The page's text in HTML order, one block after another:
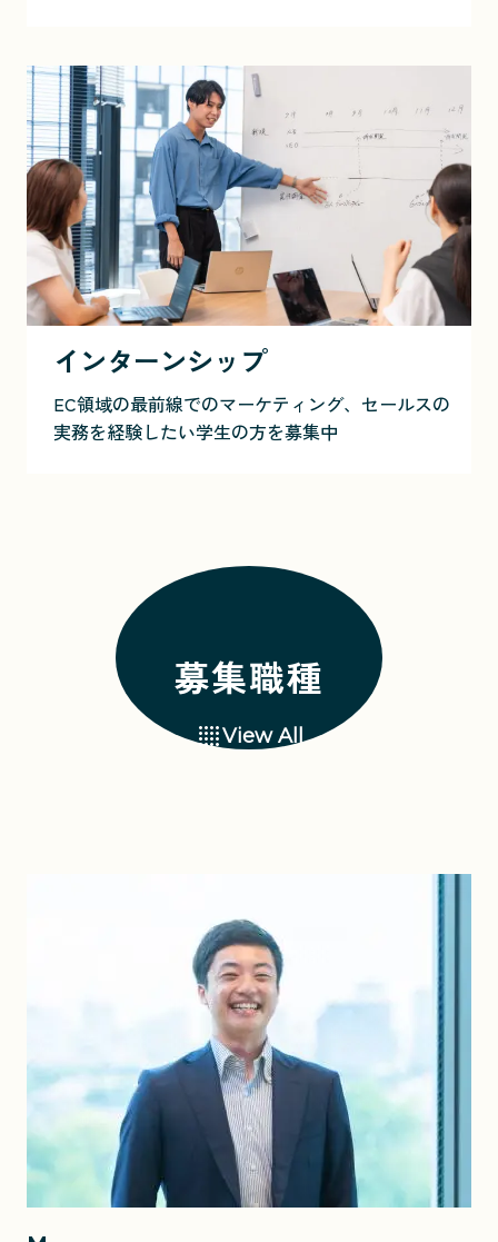
インターンシップ
EC領域の最前線でのマーケティング、セールスの
実務を経験したい学生の方を募集中
募集職種
View All